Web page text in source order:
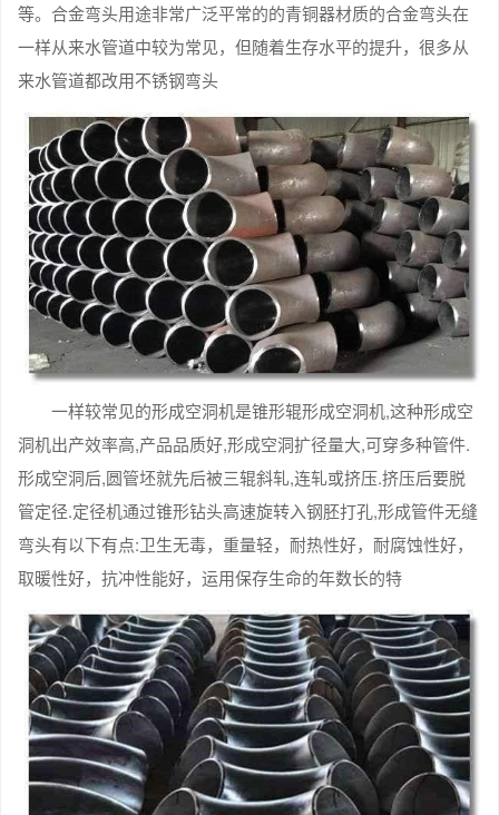
等。合金弯头用途非常广泛平常的的青铜器材质的合金弯头在
一样从来水管道中较为常见，但随着生存水平的提升，很多从
来水管道都改用不锈钢弯头
一样较常见的形成空洞机是锥形辊形成空洞机,这种形成空
洞机出产效率高,产品品质好,形成空洞扩径量大,可穿多种管件.
形成空洞后,圆管坯就先后被三辊斜轧,连轧或挤压.挤压后要脱
管定径.定径机通过锥形钻头高速旋转入钢胚打孔,形成管件无缝
弯头有以下有点:卫生无毒，重量轻，耐热性好，耐腐蚀性好，
取暖性好，抗冲性能好，运用保存生命的年数长的特